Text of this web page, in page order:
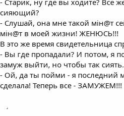
сияющий?
- Слушай, она мне такой мiн@т
мiн@т в моей жизни! ЖЕНЮСЬ!!!
В это же время свидетельница
- Вы где пропадали? И потом, я
замуж выйти, но чтобы так
- Ой, да ты пойми - я последний
сделала! Теперь все - ЗАМУЖЕМ!!!